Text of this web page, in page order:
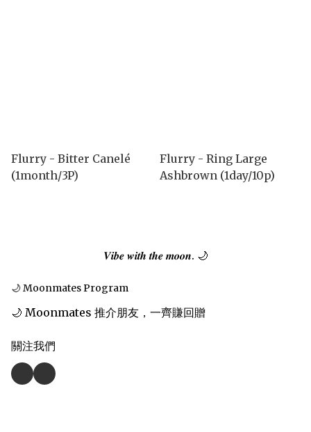
Flurry - Bitter Canelé
(1month/3P)
Flurry - Ring Large
Ashbrown (1day/10p)
𝑽𝒊𝒃𝒆 𝒘𝒊𝒕𝒉 𝒕𝒉𝒆 𝒎𝒐𝒐𝒏. 🌙
🌙 Moonmates Program
🌙 Moonmates 推介朋友，一齊賺回贈
關注我們